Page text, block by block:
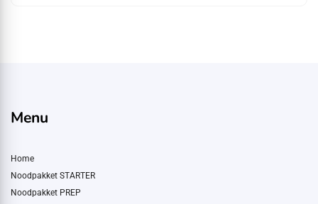
Menu
Home
Noodpakket STARTER
Noodpakket PREP